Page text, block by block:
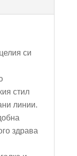
си
стил
линии.
здрава